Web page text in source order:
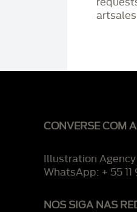
CONVERSE COM
Illustration
WhatsApp: + 55
NOS SIGA NAS